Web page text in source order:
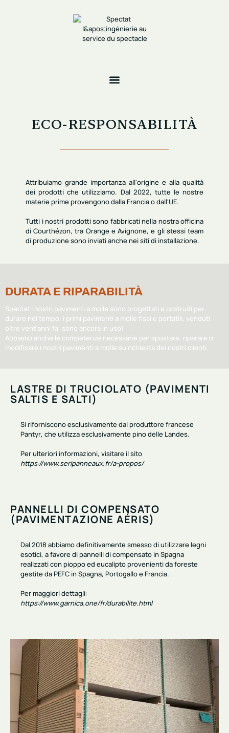
ECO-RESPONSABILITÀ
Attribuiamo grande importanza all'origine e alla qualità
dei prodotti che utilizziamo. Dal 2022, tutte le nostre
materie prime provengono dalla Francia o dall'UE.
Tutti i nostri prodotti sono fabbricati nella nostra officina
di Courthézon, tra Orange e Avignone, e gli stessi team
di produzione sono inviati anche nei siti di installazione.
DURATA E RIPARABILITÀ
Spectat I nostri pavimenti a molle sono progettati e costruiti per
durare nel tempo: i primi pavimenti a molle fissi e portatili, venduti
oltre vent'anni fa, sono ancora in uso!
Abbiamo anche le competenze necessarie per spostare, riparare o
modificare i nostri pavimenti a molle su richiesta dei nostri clienti.
LASTRE DI TRUCIOLATO (PAVIMENTI
SALTIS E SALTI)
Si riforniscono esclusivamente dal produttore francese
Pantyr, che utilizza esclusivamente pino delle Landes.
Per ulteriori informazioni, visitare il sito
https://www.seripanneaux.fr/a-propos/
PANNELLI DI COMPENSATO
(PAVIMENTAZIONE AÉRIS)
Dal 2018 abbiamo definitivamente smesso di utilizzare legni
esotici, a favore di pannellidi compensato in Spagna
realizzati con pioppo ed eucalipto provenienti daforeste
gestite da PEFC in Spagna, Portogallo e Francia.
Per maggiori dettagli:
https://www.garnica.one/fr/durabilite.html